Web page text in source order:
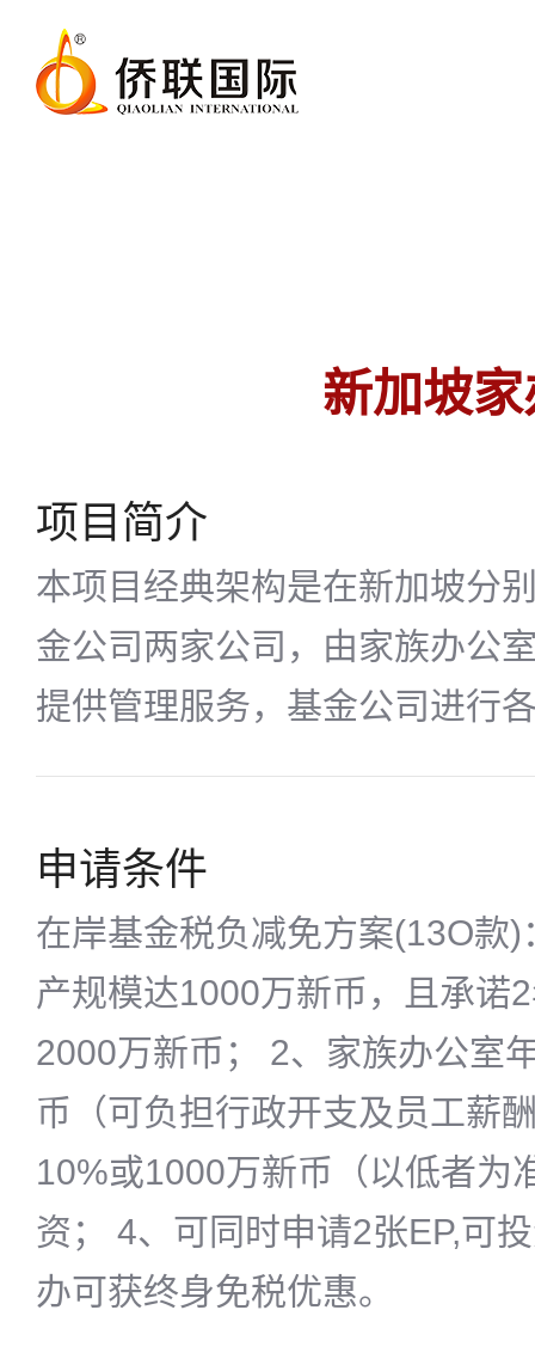
新加坡家
项目简介
本项目经典架构是在新加坡分
金公司两家公司，由家族办公
提供管理服务，基金公司进行
申请条件
在岸基金税负减免方案(13O款
产规模达1000万新币，且承诺
2000万新币； 2、家族办公室
币（可负担行政开支及员工薪
10%或1000万新币（以低者为
资； 4、可同时申请2张EP,可
办可获终身免税优惠。